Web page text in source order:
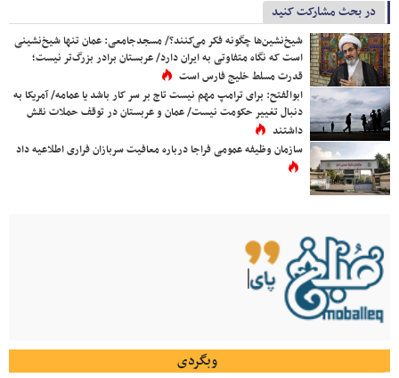
در بحث مشارکت کنید
شیخ‌نشین‌ها چگونه فکر می‌کنند؟/ مسجدجامعی: عمان تنها شیخ‌نشینی
است که نگاه متفاوتی به ایران دارد/ عربستان برادر بزرگ‌تر نیست؛
قدرت مسلط خلیج فارس است
ابوالفتح: برای ترامپ مهم نیست تاج بر سر کار باشد یا عمامه/ آمریکا به
دنبال تغییر حکومت نیست/ عمان و عربستان در توقف حملات نقش
داشتند
سازمان وظیفه عمومی فراجا درباره معافیت سربازان فراری اطلاعیه داد
وبگردی